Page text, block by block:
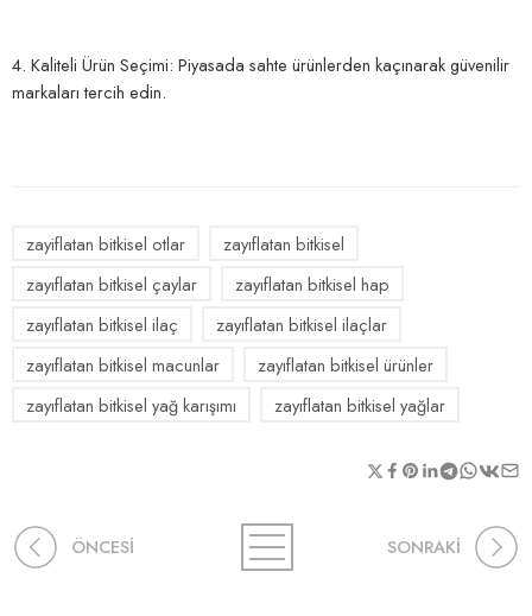
4. Kaliteli Ürün Seçimi: Piyasada sahte ürünlerden kaçınarak güvenilir
markaları tercih edin.
zayiflatan bitkisel otlar
zayıflatan bitkisel
zayıflatan bitkisel çaylar
zayıflatan bitkisel hap
zayıflatan bitkisel ilaç
zayıflatan bitkisel ilaçlar
zayıflatan bitkisel macunlar
zayıflatan bitkisel ürünler
zayıflatan bitkisel yağ karışımı
zayıflatan bitkisel yağlar
ÖNCESİ SONRAKİ